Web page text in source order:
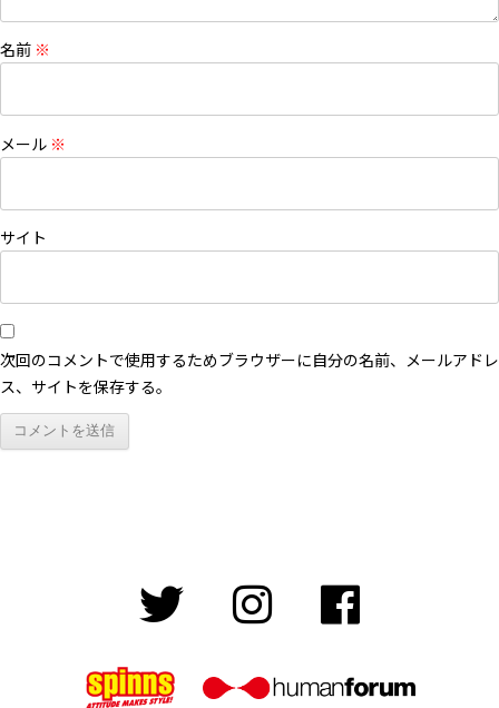
名前 ※
メール ※
サイト
次回のコメントで使用するためブラウザーに自分の名前、メールアドレ
ス、サイトを保存する。